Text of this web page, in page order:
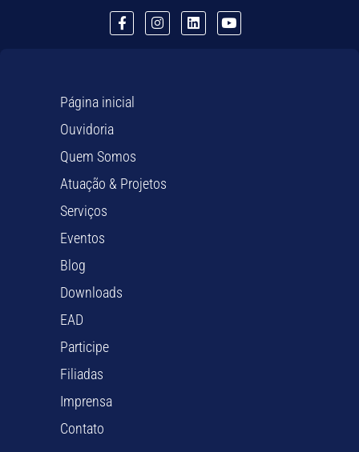
Página inicial
Ouvidoria
Quem Somos
Atuação & Projetos
Serviços
Eventos
Blog
Downloads
EAD
Participe
Filiadas
Imprensa
Contato